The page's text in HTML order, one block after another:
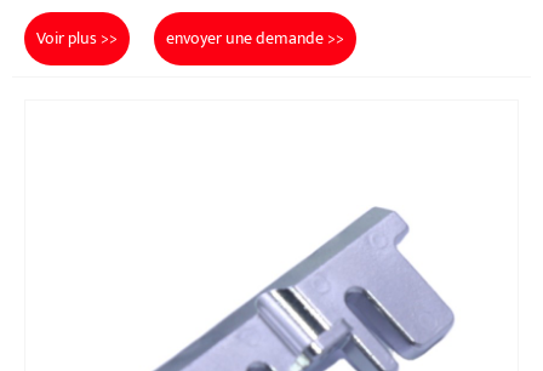
Voir plus >> envoyer une demande >>